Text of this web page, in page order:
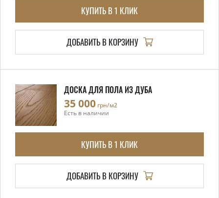
КУПИТЬ В 1 КЛИК
ДОБАВИТЬ В КОРЗИНУ
ДОСКА ДЛЯ ПОЛА ИЗ ДУБА
35 000 грн/м2
Есть в наличии
КУПИТЬ В 1 КЛИК
ДОБАВИТЬ В КОРЗИНУ